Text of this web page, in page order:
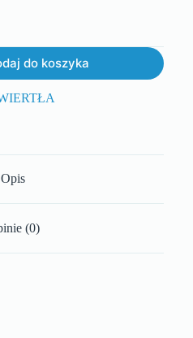
do koszyka
Opis
(0)